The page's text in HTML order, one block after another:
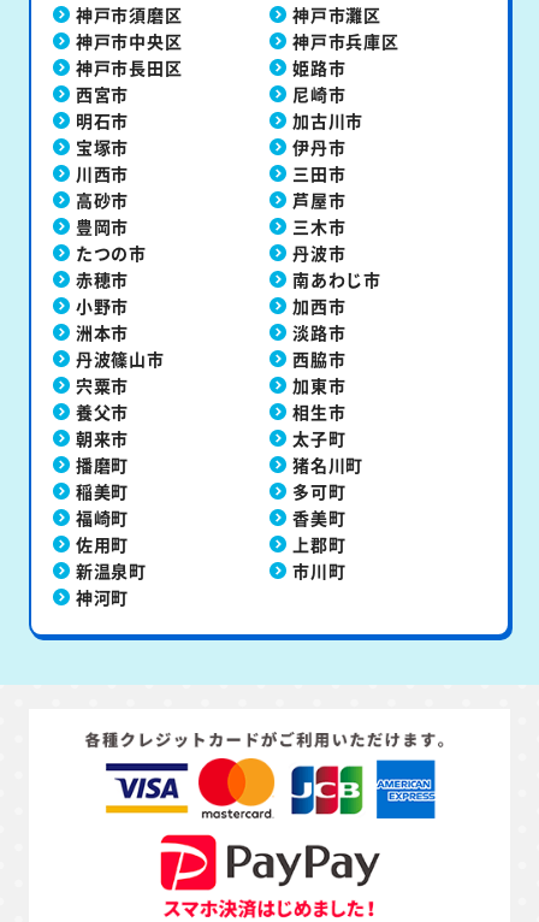
神戸市須磨区
神戸市灘区
神戸市中央区
神戸市兵庫区
神戸市長田区
姫路市
西宮市
尼崎市
明石市
加古川市
宝塚市
伊丹市
川西市
三田市
高砂市
芦屋市
豊岡市
三木市
たつの市
丹波市
赤穂市
南あわじ市
小野市
加西市
洲本市
淡路市
丹波篠山市
西脇市
宍粟市
加東市
養父市
相生市
朝来市
太子町
播磨町
猪名川町
稲美町
多可町
福崎町
香美町
佐用町
上郡町
新温泉町
市川町
神河町